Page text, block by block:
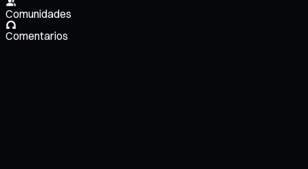
Comunidades
Comentarios